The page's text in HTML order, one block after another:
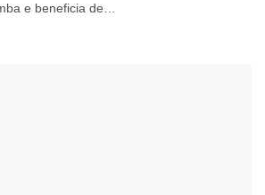
e beneficia de…